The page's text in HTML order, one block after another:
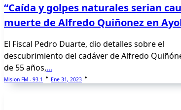
“Caída y golpes naturales serian
muerte de Alfredo Quiñonez en
El Fiscal Pedro Duarte, dio detalles sobre el
descubrimiento del cadáver de Alfredo
de 55 años,...
Mision FM - 93.1 Ene 31, 2023